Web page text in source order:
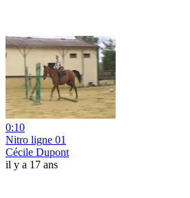
0:10
Nitro ligne 01
Cécile Dupont
il y a 17 ans